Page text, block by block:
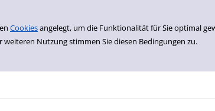
Cookiesangelegt, um die Funktionalität für Sie optimal
weiteren Nutzung stimmen Sie diesen Bedingungen zu.